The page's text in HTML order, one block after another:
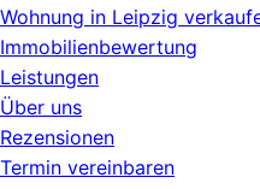
Wohnung in Leipzig
Immobilienbewertung
Leistungen
Über uns
Rezensionen
Termin vereinbaren